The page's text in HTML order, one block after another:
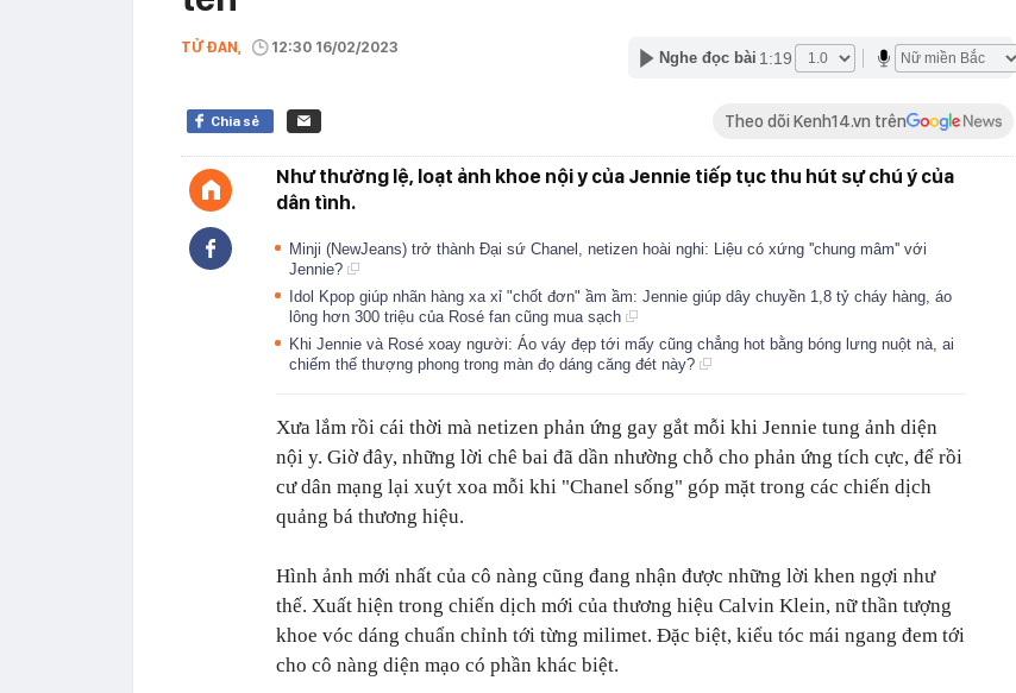
TỬ ĐAN, 12:30 16/02/2023
Nghe đọc bài 1:19
Chia sẻ Theo dõi Kenh14.vn trên
Như thường lệ, loạt ảnh khoe nội y của Jennie tiếp tục thu hút sự chú ý của
dân tình.
Minji (NewJeans) trở thành Đại sứ Chanel, netizen hoài nghi: Liệu có xứng ''chung mâm'' với
Jennie?
Idol Kpop giúp nhãn hàng xa xỉ "chốt đơn" ầm ầm: Jennie giúp dây chuyền 1,8 tỷ cháy hàng, áo
lông hơn 300 triệu của Rosé fan cũng mua sạch
Khi Jennie và Rosé xoay người: Áo váy đẹp tới mấy cũng chẳng hot bằng bóng lưng nuột nà, ai
chiếm thế thượng phong trong màn đọ dáng căng đét này?
Xưa lắm rồi cái thời mà netizen phản ứng gay gắt mỗi khi Jennie tung ảnh diện
nội y. Giờ đây, những lời chê bai đã dần nhường chỗ cho phản ứng tích cực, để rồi
cư dân mạng lại xuýt xoa mỗi khi "Chanel sống" góp mặt trong các chiến dịch
quảng bá thương hiệu.
Hình ảnh mới nhất của cô nàng cũng đang nhận được những lời khen ngợi như
thế. Xuất hiện trong chiến dịch mới của thương hiệu Calvin Klein, nữ thần tượng
khoe vóc dáng chuẩn chỉnh tới từng milimet. Đặc biệt, kiểu tóc mái ngang đem tới
cho cô nàng diện mạo có phần khác biệt.